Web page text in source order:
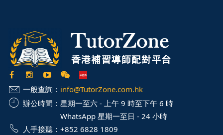
一般查詢： info@TutorZone.com.hk
辦公時間： 星期一至六 - 上午 9 時至下午 6 時
WhatsApp 星期一至日 - 24 小時
人手接聽： +852 6828 1809